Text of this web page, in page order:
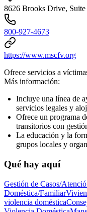
8626 Brooks Drive,
800-927-4673
https://www.mscfv.org
Ofrece servicios a
Más información:
Incluye una línea de
servicios legales y
Ofrece un programa
transitorios con
La educación y la
grupos locales y
Qué hay aquí
Gestión de Casos/
Doméstica/Familiar
violencia doméstica